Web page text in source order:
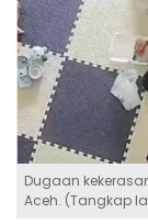
Dugaan
Aceh. (Tangkap